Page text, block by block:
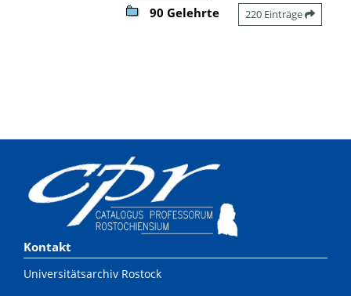
90 Gelehrte 220 Einträge
Kontakt
Universitätsarchiv Rostock